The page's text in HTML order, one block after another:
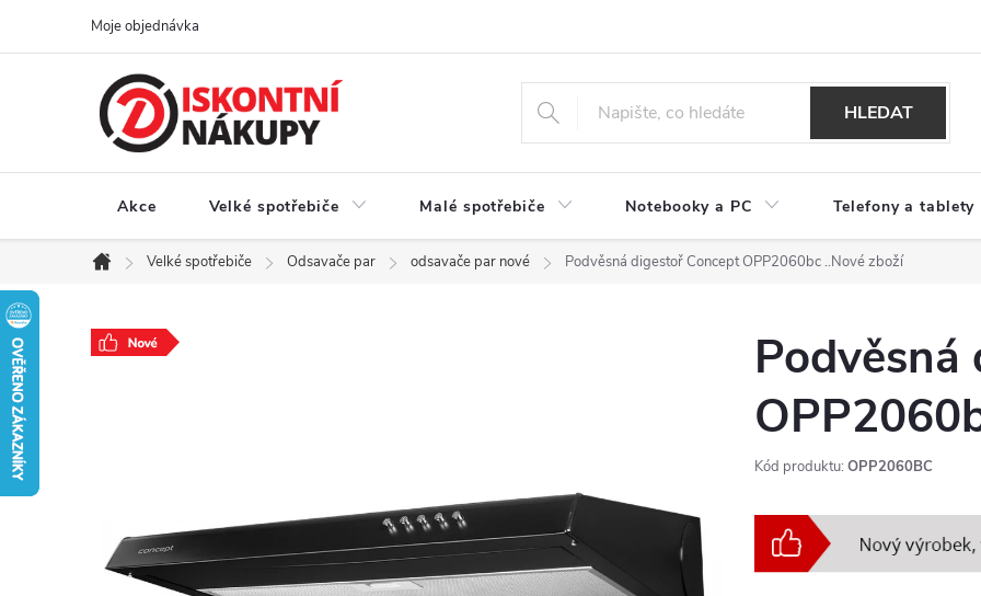
Moje objednávka
HLEDAT
Akce Velké spotřebiče Malé spotřebiče Notebooky a PC Telefony a tablety
Domů
Velké spotřebiče Odsavače par odsavače par nové Podvěsná digestoř Concept OPP2060bc..Nové zboží
Kód produktu: OPP2060BC